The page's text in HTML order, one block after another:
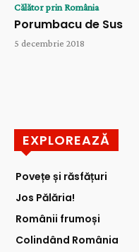
Călător prin România
Porumbacu de Sus
5 decembrie 2018
EXPLOREAZĂ
Povețe și răsfățuri
Jos Pălăria!
Românii frumoși
Colindând România